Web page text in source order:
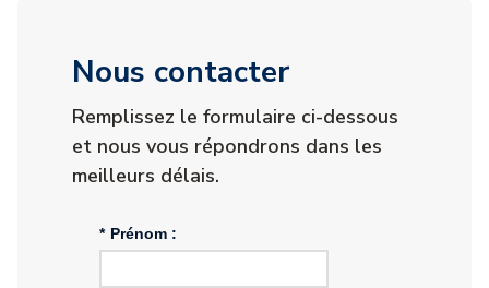
Nous contacter
Remplissez le formulaire ci-dessous
et nous vous répondrons dans les
meilleurs délais.
* Prénom :